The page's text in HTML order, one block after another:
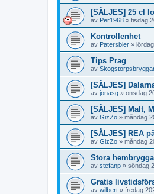
[SÄLJES] 25 cl
av Per1968 » tisdag
Kontrollenhet
av Patersbier »
Tips Prag
av
[SÄLJES]
av jonasg » onsdag
[SÄLJES] Malt,
av GizZo » måndag
[SÄLJES] REA
av GizZo » måndag
Stora
av stefanp » söndag
Gratis
av wilbert » fredag